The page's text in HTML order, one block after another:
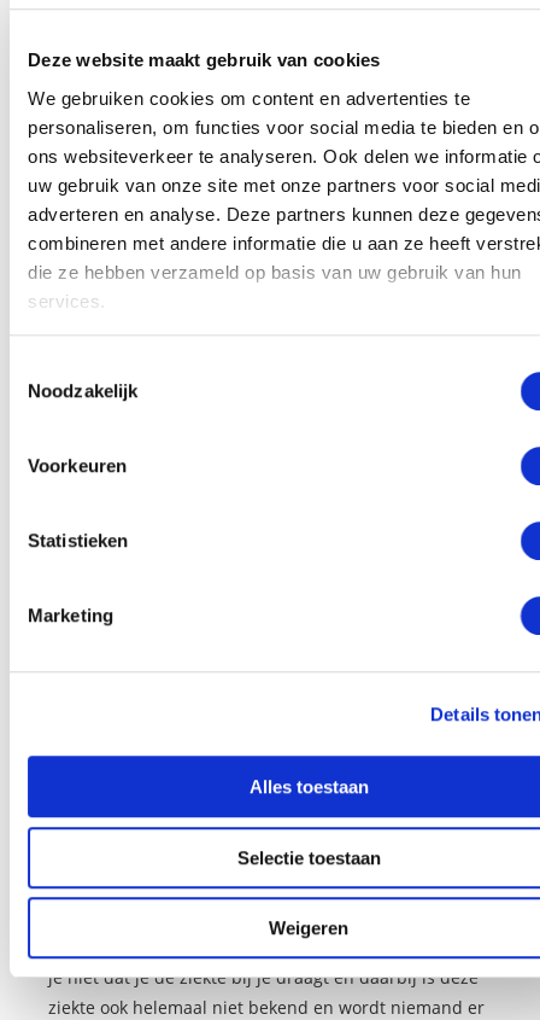
Deze website maakt gebruik van cookies
We gebruiken cookies om content en advertenties te
personaliseren, om functies voor social media te bieden en
ons websiteverkeer te analyseren. Ook delen we informatie
uw gebruik van onze site met onze partners voor social
adverteren en analyse. Deze partners kunnen deze
combineren met andere informatie die u aan ze heeft
die ze hebben verzameld op basis van uw gebruik van hun
services.
Noodzakelijk
Voorkeuren
Statistieken
Marketing
Details
Alles toestaan
Selectie toestaan
Weigeren
bewuste kennis wel steeds beter wordt.
Met regressie kun je de overtuiging een “update” in
het onderbewuste geven, zoals dat het oké is als je
niet 100% functioneert en dat ondanks dat je nog
steeds een waardevol mens bent dat liefde verdient.
Dit wordt dan de reparatie genoemd. Je helpt de cliënt
hiermee door de fantasie te gebruiken. Je kunt het
voorstellingsvermogen bijvoorbeeld prikkelen om zich
aangaan met het innerlijke kind.
De techniek van regressie wordt al in het eerste jaar
gevorderde techniek.
mensen met myotone dystrofie te helpen om de ziekte
Hypnose voor de moeders
Omdat deze aandoening via de genen wordt
doorgegeven van de moederskant kunnen moeders en
zelfs grootmoeders last krijgen van schuldgevoelens
en dat is heel jammer. Immers, in veel gevallen weet
je niet dat je de ziekte bij je draagt en daarbij is deze
ziekte ook helemaal niet bekend en wordt niemand er